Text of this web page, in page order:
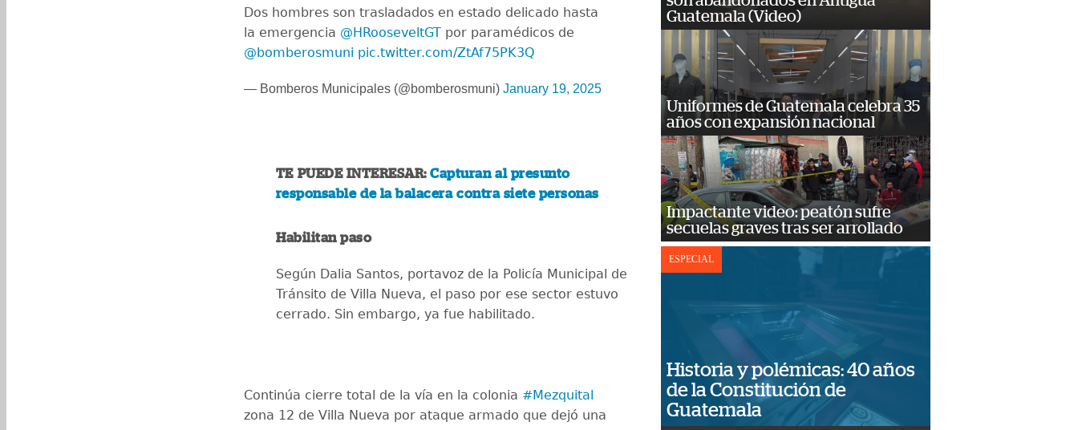
Dos hombres son trasladados en estado delicado hasta
la emergencia @HRooseveltGT por paramédicos de
@bomberosmuni pic.twitter.com/ZtAf75PK3Q
— Bomberos Municipales (@bomberosmuni) January 19, 2025
TE PUEDE INTERESAR:Capturan al presunto
responsable de la balacera contra siete personas
Habilitan paso
Según Dalia Santos, portavoz de la Policía Municipal de
Tránsito de Villa Nueva, el paso por ese sector estuvo
cerrado. Sin embargo, ya fue habilitado.
Continúa cierre total de la vía en la colonia #Mezquital
zona 12 de Villa Nueva por ataque armado que dejó una
Guatemala (Video)
Uniformes de Guatemala celebra 35
años con expansión nacional
Impactante video: peatón sufre
secuelas graves tras ser arrollado
ESPECIAL
Historia y polémicas: 40 años
de la Constitución de
Guatemala